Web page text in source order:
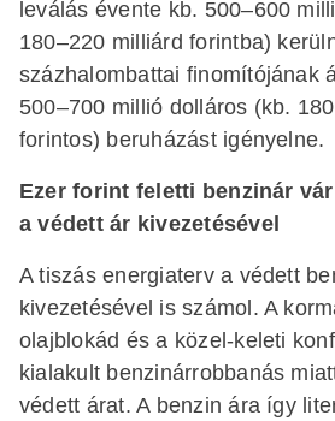
leválás évente kb. 500–600
180–220 milliárd forintba)
százhalombattai finomítójának
500–700 millió dolláros (kb.
forintos) beruházást igényelne.
Ezer forint feletti benzinár
a védett ár kivezetésével
A tiszás energiaterv a védett
kivezetésével is számol. A
olajblokád és a közel-keleti
kialakult benzinárrobbanás
védett árat. A benzin ára így